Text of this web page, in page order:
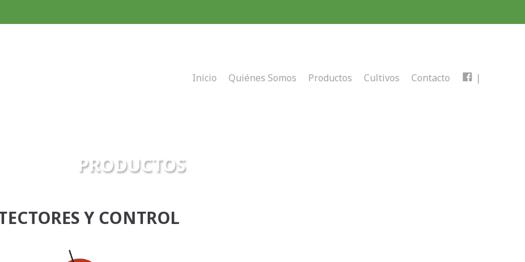
Inicio Quiénes Somos Productos Cultivos Contacto |
PRODUCTOS
Y CONTROL